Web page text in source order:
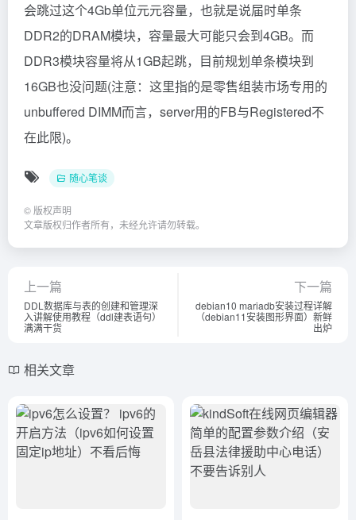
会跳过这个4Gb单位元元容量，也就是说届时单条
DDR2的DRAM模块，容量最大可能只会到4GB。而
DDR3模块容量将从1GB起跳，目前规划单条模块到
16GB也没问题(注意：这里指的是零售组装市场专用的
unbuffered DIMM而言，server用的FB与Registered不
在此限)。
随心笔谈
© 版权声明
文章版权归作者所有，未经允许请勿转载。
上一篇
DDL数据库与表的创建和管理深
入讲解使用教程（ddl建表语句）
满满干货
下一篇
debian10 mariadb安装过程详解
（debian11安装图形界面）新鲜
出炉
相关文章